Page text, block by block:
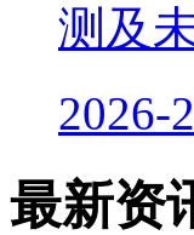
测及
2026-
最新资